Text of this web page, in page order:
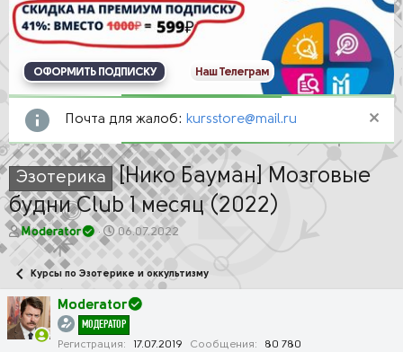
ОФОРМИТЬ ПОДПИСКУ Наш Телеграм
Почта для жалоб: kursstore@mail.ru
Эзотерика [Нико Бауман] Мозговые
будни Club 1 месяц (2022)
А
т
о
р
т
е
Moderator
Д
а
а
ч
а
06.07.2022
Курсы по Эзотерике и оккультизму
Moderator
МОДЕРАТОР
Регистрация 17.07.2019 Сообщения
80 780